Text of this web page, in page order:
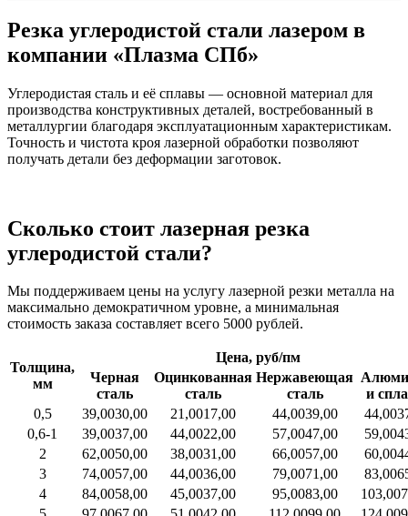
Резка углеродистой стали лазером в
компании «Плазма СПб»
Углеродистая сталь и её сплавы — основной материал для
производства конструктивных деталей, востребованный в
металлургии благодаря эксплуатационным характеристикам.
Точность и чистота кроя лазерной обработки позволяют
получать детали без деформации заготовок.
Сколько стоит лазерная резка
углеродистой стали?
Мы поддерживаем цены на услугу лазерной резки металла на
максимально демократичном уровне, а минимальная
стоимость заказа составляет всего 5000 рублей.
Толщина,
мм
Цена, руб/пм
Черная
сталь
Оцинкованная
сталь
Нержавеющая
сталь
и
0,5
39,0030,00 21,0017,00 44,0039,00 44,00
0,6-1
39,0037,00 44,0022,00 57,0047,00 59,00
2
62,0050,00 38,0031,00 66,0057,00 60,00
3
74,0057,00 44,0036,00 79,0071,00 83,00
4
84,0058,00 45,0037,00 95,0083,00 103,00